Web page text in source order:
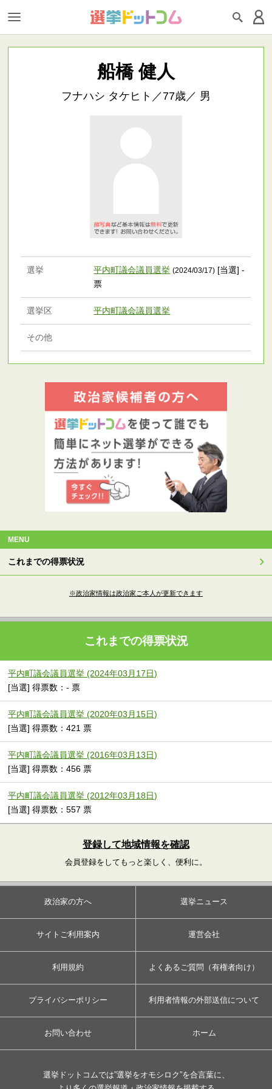
船橋 健人
フナハシ タケヒト／77歳／ 男
選挙 平内町議会議員選挙 (2024/03/17) [当選] -
票
選挙区 平内町議会議員選挙
その他
MENU
これまでの得票状況
※政治家情報は政治家ご本人が更新できます
これまでの得票状況
平内町議会議員選挙 (2024年03月17日)
[当選] 得票数：- 票
平内町議会議員選挙 (2020年03月15日)
[当選] 得票数：421 票
平内町議会議員選挙 (2016年03月13日)
[当選] 得票数：456 票
平内町議会議員選挙 (2012年03月18日)
[当選] 得票数：557 票
登録して地域情報を確認
会員登録をしてもっと楽しく、便利に。
政治家の方へ 選挙ニュース
サイトご利用案内 運営会社
利用規約 よくあるご質問（有権者向け）
プライバシーポリシー 利用者情報の外部送信について
お問い合わせ ホーム
選挙ドットコムでは”選挙をオモシロク”を合言葉に、